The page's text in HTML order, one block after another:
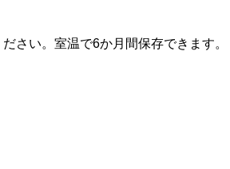
さい。室温で6か月間保存できます。